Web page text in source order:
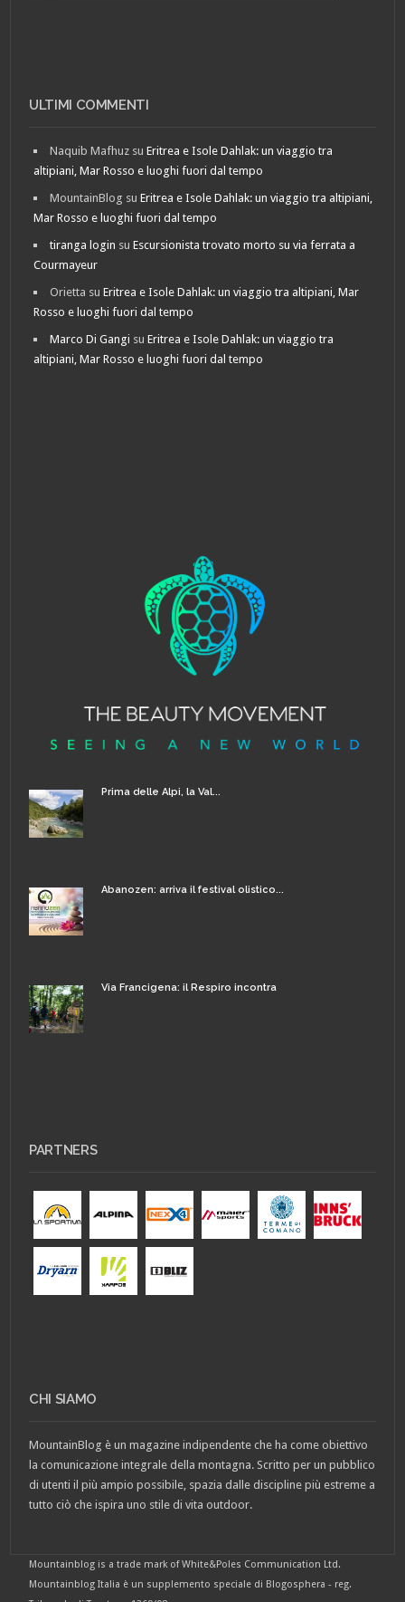
ULTIMI COMMENTI
Naquib Mafhuz suEritrea e Isole Dahlak: un viaggio tra
altipiani, Mar Rosso e luoghi fuori dal tempo
MountainBlog suEritrea e Isole Dahlak: un viaggio tra altipiani,
Mar Rosso e luoghi fuori dal tempo
tiranga login suEscursionista trovato morto su via ferrata a
Courmayeur
Orietta suEritrea e Isole Dahlak: un viaggio tra altipiani, Mar
Rosso e luoghi fuori dal tempo
Marco Di Gangi suEritrea e Isole Dahlak: un viaggio tra
altipiani, Mar Rosso e luoghi fuori dal tempo
Prima delle Alpi, la Val...
Abanozen: arriva il festival olistico...
Via Francigena: il Respiro incontra
PARTNERS
CHI SIAMO
MountainBlog è un magazine indipendente che ha come obiettivo
la comunicazione integrale della montagna. Scritto per un pubblico
di utenti il più ampio possibile, spazia dalle discipline più estreme a
tutto ciò che ispira uno stile di vita outdoor.
Mountainblog is a trade mark of White&Poles Communication Ltd.
Mountainblog Italia è un supplemento speciale di Blogosphera - reg.